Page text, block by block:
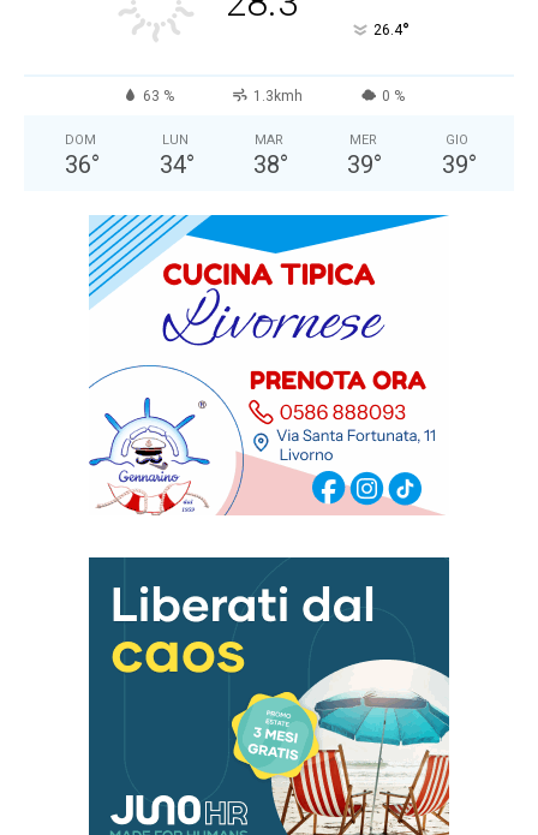
26.4°
63 % 1.3kmh 0 %
DOM
36°
LUN
34°
MAR
38°
MER
39°
GIO
39°